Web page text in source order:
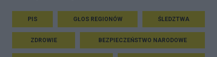
PIS GŁOS REGIONÓW ŚLEDZTWA
ZDROWIE BEZPIECZEŃSTWO NARODOWE